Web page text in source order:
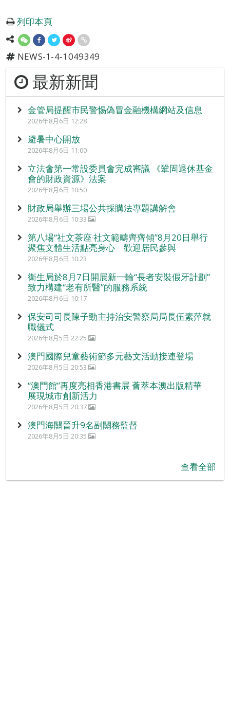
列印本頁
NEWS-1-4-1049349
最新新聞
金管局提醒市民警惕偽冒金融機構網站及信息
2026年8月6日 12:28
避暑中心開放
2026年8月6日 11:00
立法會第一常設委員會完成審議 《鞏固退休基金
會的財政資源》法案
2026年8月6日 10:50
財政局舉辦三場公共採購法專題講解會
2026年8月6日 10:33
第八場“社文茶座‧社文範疇齊齊傾”8月20日舉行
聚焦文體生活點亮身心 歡迎居民參與
2026年8月6日 10:23
衛生局於8月7日開展新一輪“長者安裝假牙計劃”
致力構建“老有所醫”的服務系統
2026年8月6日 10:17
保安司司長陳子勁主持治安警察局局長伍素萍就
職儀式
2026年8月5日 22:25
澳門國際兒童藝術節多元藝文活動接連登場
2026年8月5日 20:53
“澳門館”再度亮相香港書展 薈萃本澳出版精華
展現城市創新活力
2026年8月5日 20:37
澳門海關晉升9名副關務監督
2026年8月5日 20:35
查看全部